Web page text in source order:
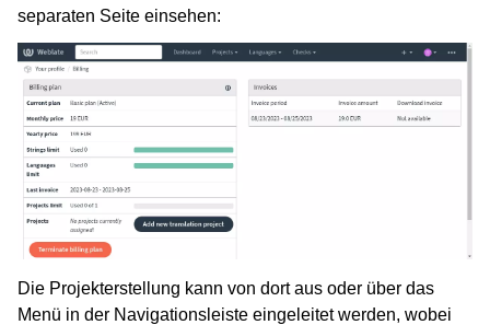
separaten Seite einsehen:
Die Projekterstellung kann von dort aus oder über das
Menü in der Navigationsleiste eingeleitet werden, wobei